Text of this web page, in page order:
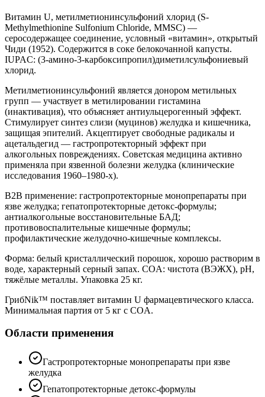
Витамин U, метилметионинсульфоний хлорид (S-
Methylmethionine Sulfonium Chloride, MMSC) —
серосодержащее соединение, условный «витамин», открытый
Чиди (1952). Содержится в соке белокочанной капусты.
IUPAC: (3-амино-3-карбоксипропил)диметилсульфониевый
хлорид.
Метилметионинсульфоний является донором метильных
групп — участвует в метилировании гистамина
(инактивация), что объясняет антиульцерогенный эффект.
Стимулирует синтез слизи (муцинов) желудка и кишечника,
защищая эпителий. Акцептирует свободные радикалы и
ацетальдегид — гастропротекторный эффект при
алкогольных повреждениях. Советская медицина активно
применяла при язвенной болезни желудка (клинические
исследования 1960–1980-х).
B2B применение: гастропротекторные монопрепараты при
язве желудка; гепатопротекторные детокс-формулы;
антиалкогольные восстановительные БАД;
противовоспалительные кишечные формулы;
профилактические желудочно-кишечные комплексы.
Форма: белый кристаллический порошок, хорошо растворим в
воде, характерный серный запах. COA: чистота (ВЭЖХ), рН,
тяжёлые металлы. Упаковка 25 кг.
ГрибNik™ поставляет витамин U фармацевтического класса.
Минимальная партия от 5 кг с COA.
Области применения
Гастропротекторные монопрепараты при язве
желудка
Гепатопротекторные детокс-формулы